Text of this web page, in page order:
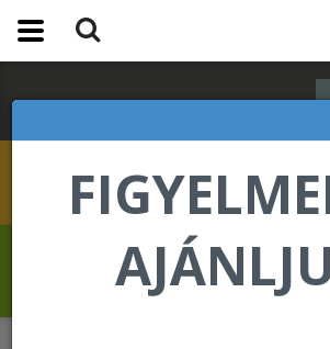
Drevet Fabrice üdvözli
Living internetes